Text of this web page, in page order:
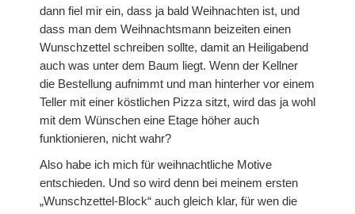
Stempelsets aus den Sale-A-Brations
Sale-A-Bration 2011
Sale-A-Bration 2013
Sale-A-Bration 2014
Sale-A-Bration 2015
Sale-A-Bration 2016
dann fiel mir ein, dass ja bald Weihnachten ist, und
dass man dem Weihnachtsmann beizeiten einen
Wunschzettel schreiben sollte, damit an Heiligabend
auch was unter dem Baum liegt. Wenn der Kellner
die Bestellung aufnimmt und man hinterher vor einem
Teller mit einer köstlichen Pizza sitzt, wird das ja wohl
mit dem Wünschen eine Etage höher auch
funktionieren, nicht wahr?
Also habe ich mich für weihnachtliche Motive
entschieden. Und so wird denn bei meinem ersten
„Wunschzettel-Block“ auch gleich klar, für wen die